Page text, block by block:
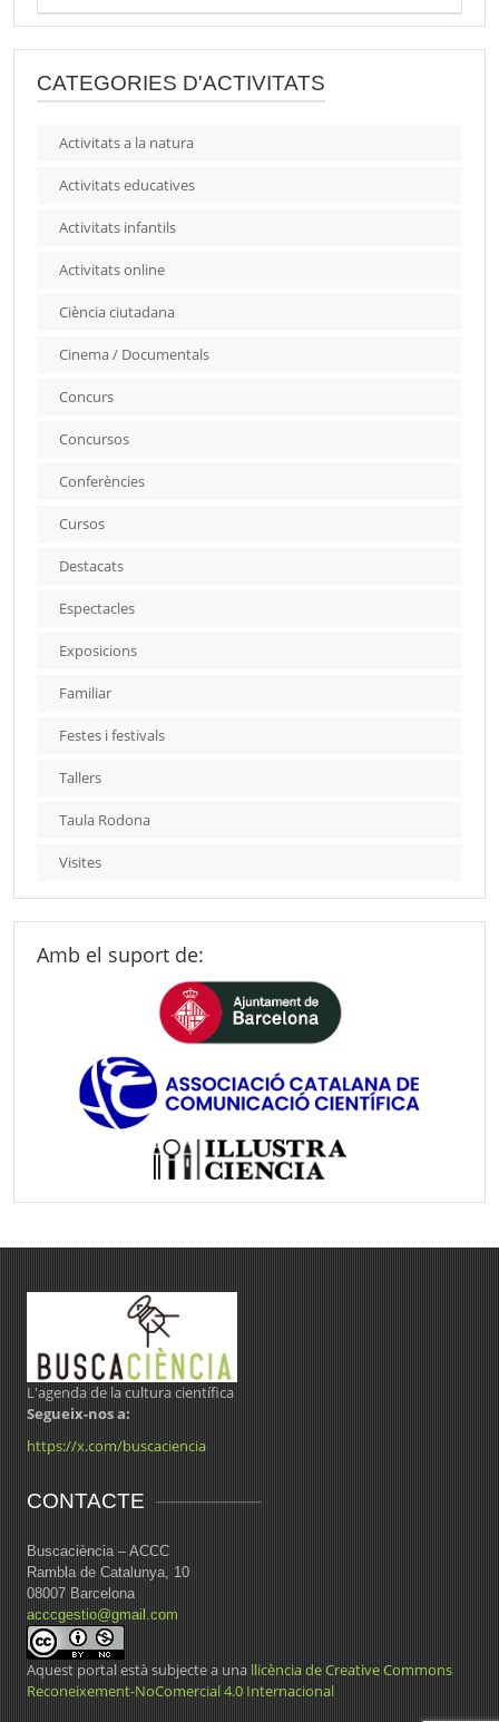
CATEGORIES D'ACTIVITATS
Activitats a la natura
Activitats educatives
Activitats infantils
Activitats online
Ciència ciutadana
Cinema / Documentals
Concurs
Concursos
Conferències
Cursos
Destacats
Espectacles
Exposicions
Familiar
Festes i festivals
Tallers
Taula Rodona
Visites
Amb el suport de:
L'agenda de la cultura científica
Segueix-nos a:
https://x.com/buscaciencia
CONTACTE
Buscaciència – ACCC
Rambla de Catalunya, 10
08007 Barcelona
acccgestio@gmail.com
Aquest portal està subjecte a una llicència de Creative Commons
Reconeixement-NoComercial 4.0 Internacional